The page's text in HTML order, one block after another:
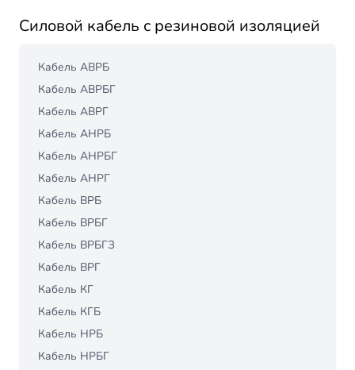
Силовой кабель с резиновой изоляцией
Кабель АВРБ
Кабель АВРБГ
Кабель АВРГ
Кабель АНРБ
Кабель АНРБГ
Кабель АНРГ
Кабель ВРБ
Кабель ВРБГ
Кабель ВРБГЗ
Кабель ВРГ
Кабель КГ
Кабель КГБ
Кабель НРБ
Кабель НРБГ